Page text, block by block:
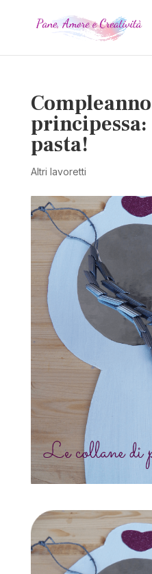
pasta!
Altri lavoretti